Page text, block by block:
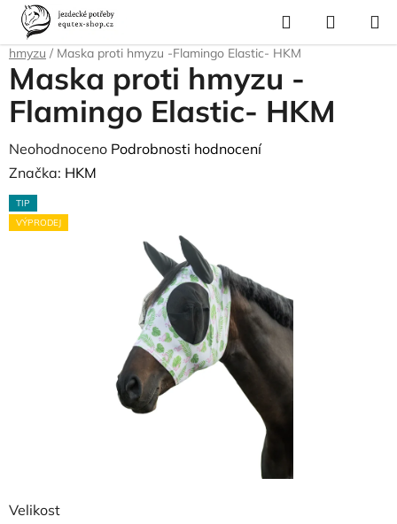
Přejít
obsah
Hledat
KOŠÍK
Domů
Pro koně
hmyzu / Maska proti hmyzu -Flamingo Elastic- HKM
Velikost
Maska proti hmyzu -
Flamingo Elastic- HKM
Průměrné
hodnocení
produktu
je
Neohodnoceno Podrobnosti hodnocení
Značka: HKM
TIP
VÝPRODEJ